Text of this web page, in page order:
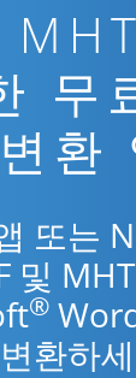
무
환
또는
및
®
환하